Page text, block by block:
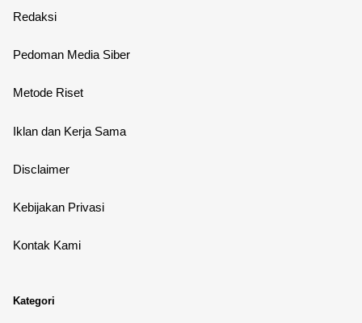
Redaksi
Pedoman Media Siber
Metode Riset
Iklan dan Kerja Sama
Disclaimer
Kebijakan Privasi
Kontak Kami
Kategori